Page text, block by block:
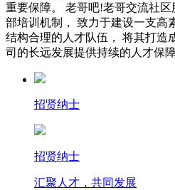
重要保障。 老哥吧!老哥交流社
部培训机制，
致力于建设一支高
结构合理的人才队伍，
将其打造
司的长远发展提供持续的人才保障
招贤纳士
招贤纳士
汇聚人才，共同发展